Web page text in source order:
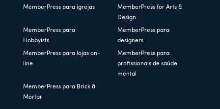
MemberPress para igrejas
MemberPress for Arts &
Design
MemberPress para
Hobbyists
MemberPress para
designers
MemberPress para lojas on-
line
MemberPress para
profissionais de saúde
mental
MemberPress para Brick &
Mortar